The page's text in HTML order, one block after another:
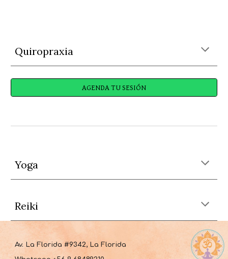
Quiropraxia
AGENDA TU SESIÓN
Yoga
Reiki
Av. La Florida #9342, La Florida